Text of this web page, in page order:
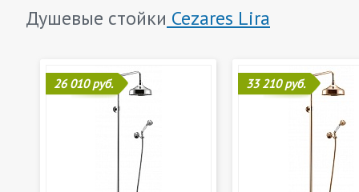
Душевые стойки Cezares Lira
26 010 руб. 33 210 руб.